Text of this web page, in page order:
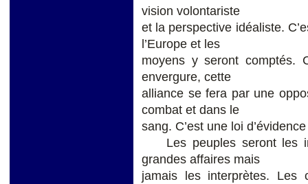
vision volontariste
et la perspective idéaliste.
l’Europe et les
moyens y seront comptés.
envergure, cette
alliance se fera par une
combat et dans le
sang. C’est une loi
Les peuples seront les
grandes affaires mais
jamais les interprètes. Les